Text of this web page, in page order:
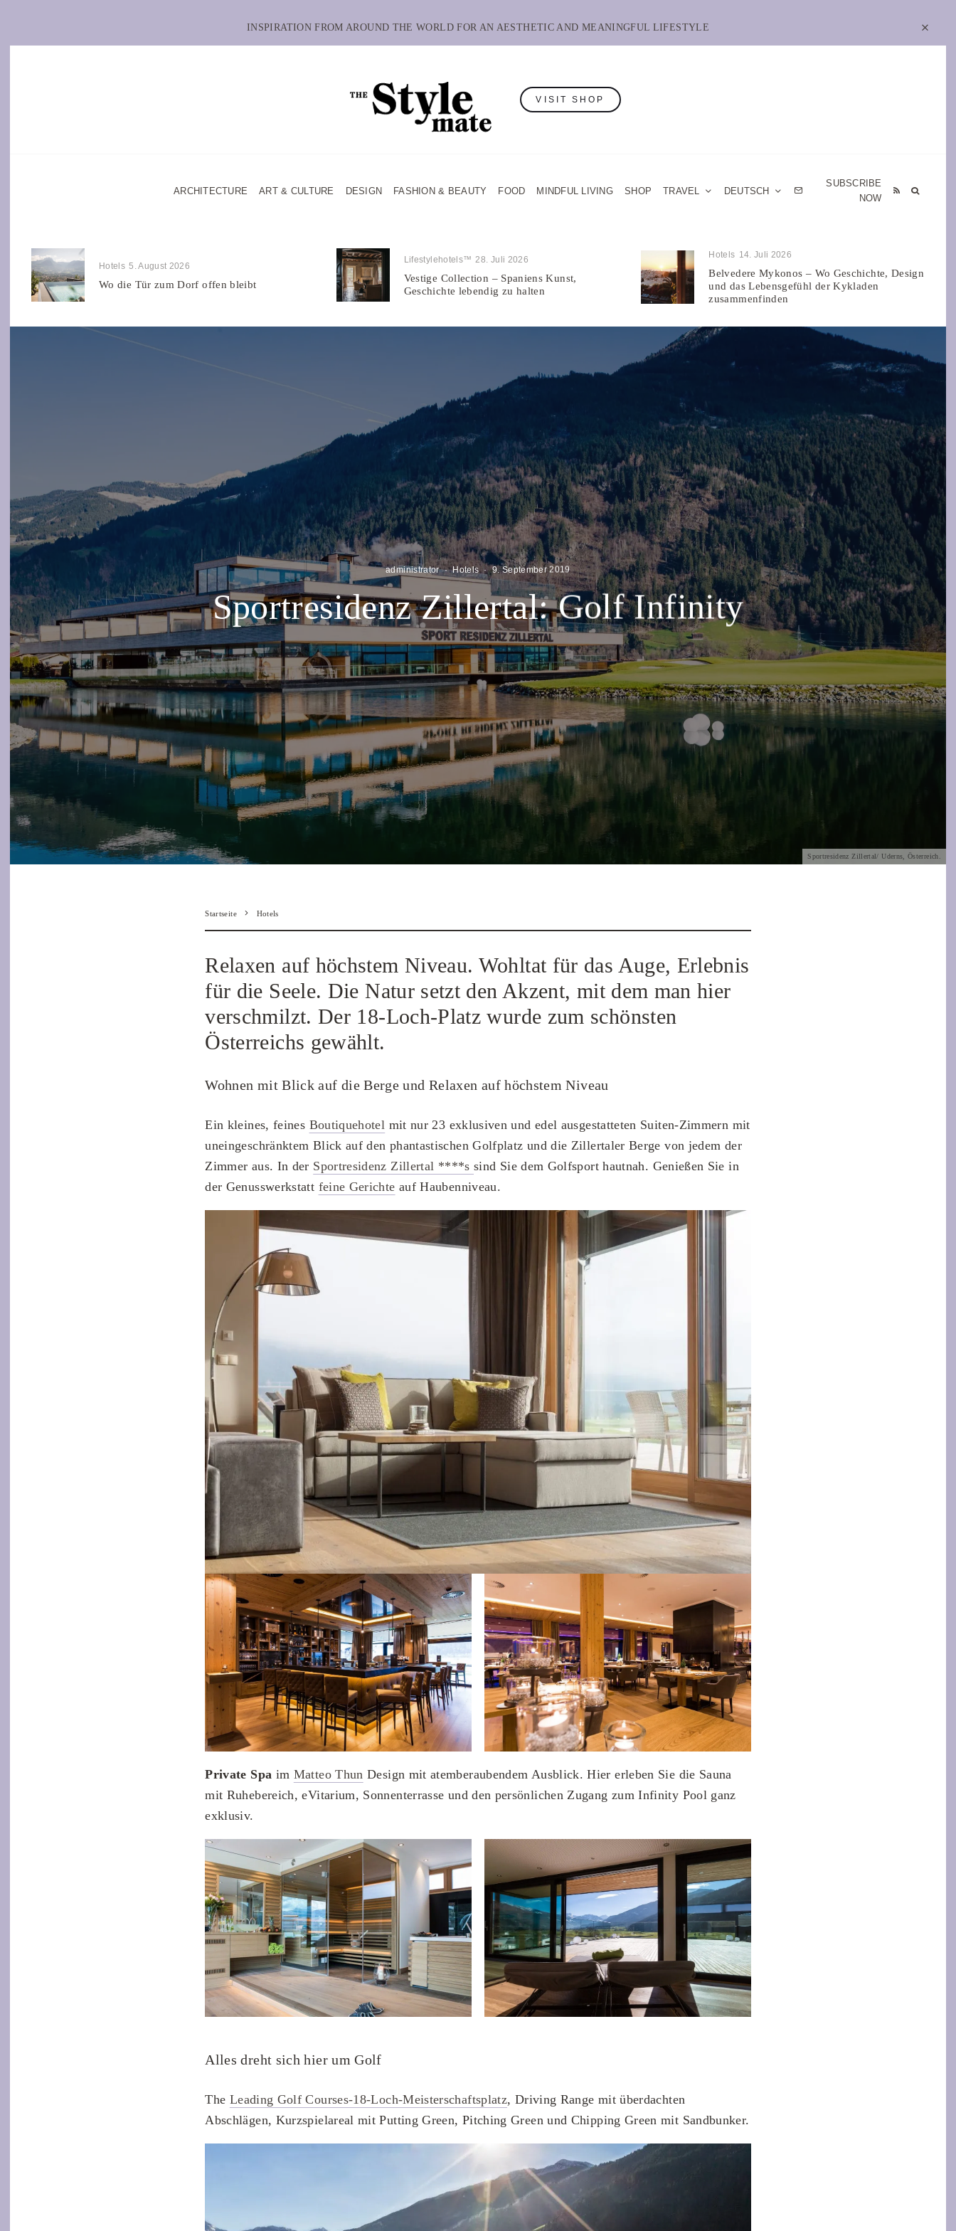
INSPIRATION FROM AROUND THE WORLD FOR AN AESTHETIC AND MEANINGFUL LIFESTYLE
VISIT SHOP
ARCHITECTURE ART & CULTURE DESIGN FASHION & BEAUTY FOOD MINDFUL LIVING SHOP TRAVEL DEUTSCH
SUBSCRIBE
NOW
Hotels 5. August 2026
Wo die Tür zum Dorf offen bleibt
Lifestylehotels™ 28. Juli 2026
Vestige Collection – Spaniens Kunst,
Geschichte lebendig zu halten
Hotels 14. Juli 2026
Belvedere Mykonos – Wo Geschichte, Design
und das Lebensgefühl der Kykladen
zusammenfinden
Sportresidenz Zillertal/ Uderns, Österreich.
administrator · Hotels · 9. September 2019
Sportresidenz Zillertal: Golf Infinity
Startseite Hotels
Relaxen auf höchstem Niveau. Wohltat für das Auge, Erlebnis
für die Seele. Die Natur setzt den Akzent, mit dem man hier
verschmilzt. Der 18-Loch-Platz wurde zum schönsten
Österreichs gewählt.
Wohnen mit Blick auf die Berge und Relaxen auf höchstem Niveau
Ein kleines, feines Boutiquehotel mit nur 23 exklusiven und edel ausgestatteten Suiten-Zimmern mit
uneingeschränktem Blick auf den phantastischen Golfplatz und die Zillertaler Berge von jedem der
Zimmer aus. In der Sportresidenz Zillertal ****s sind Sie dem Golfsport hautnah. Genießen Sie in
der Genusswerkstatt feine Gerichte auf Haubenniveau.
Private Spa im Matteo Thun Design mit atemberaubendem Ausblick. Hier erleben Sie die Sauna
mit Ruhebereich, eVitarium, Sonnenterrasse und den persönlichen Zugang zum Infinity Pool ganz
exklusiv.
Alles dreht sich hier um Golf
The Leading Golf Courses-18-Loch-Meisterschaftsplatz, Driving Range mit überdachten
Abschlägen, Kurzspielareal mit Putting Green, Pitching Green und Chipping Green mit Sandbunker.